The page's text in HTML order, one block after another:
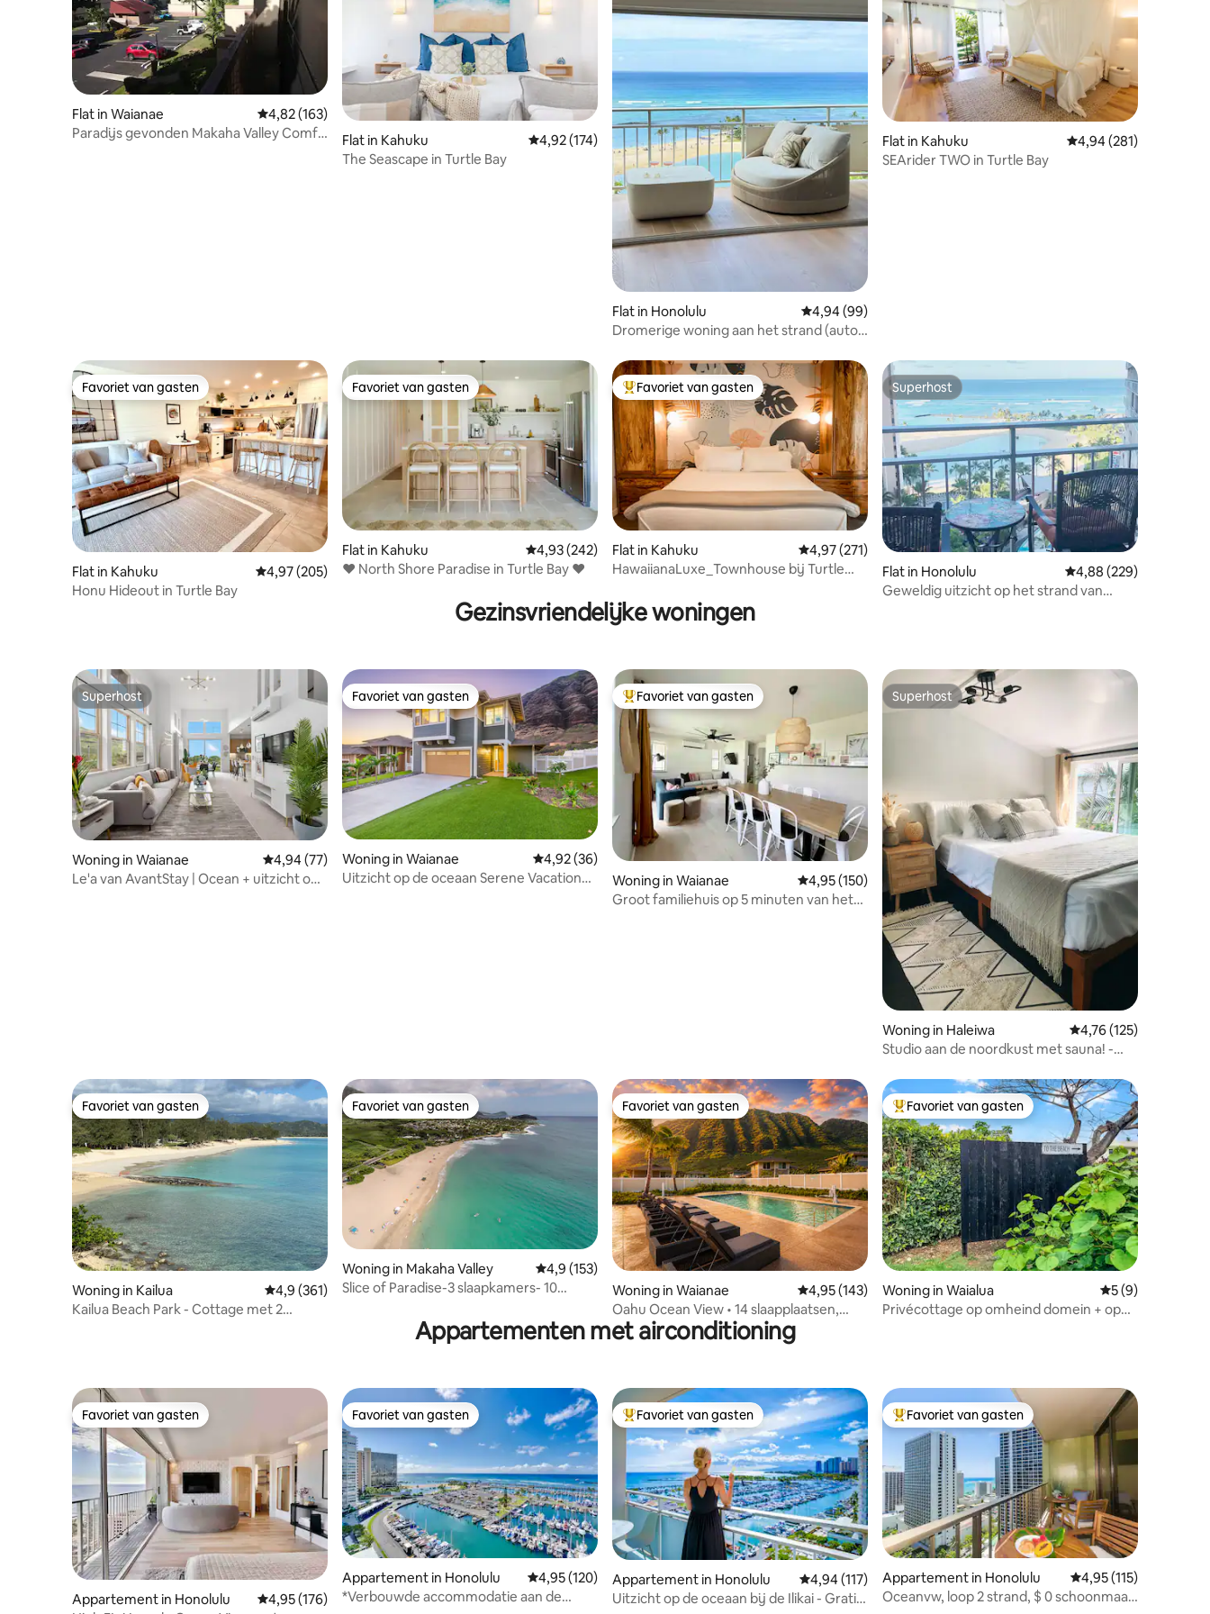
Flat in Waianae Gemiddelde beoordeling van 4,82 op 5, 163 recensies
4,82 (163)
Paradijs gevonden Makaha Valley Comfy
Flat in Kahuku Gemiddelde beoordeling van 4,92 op 5, 174 recensies
4,92 (174)
The Seascape in Turtle Bay
Flat in Honolulu Gemiddelde beoordeling van 4,94 op 5, 99 recensies
4,94 (99)
Dromerige woning aan het strand (auto
Flat in Kahuku Gemiddelde
4,94 (281)
SEArider TWO in Turtle Bay
Favoriet van gasten
Favoriet van gasten
Flat in Kahuku Gemiddelde beoordeling van 4,97 op 5, 205 recensies
4,97 (205)
Honu Hideout in Turtle Bay
Favoriet van gasten
Favoriet van gasten
Flat in Kahuku Gemiddelde beoordeling van 4,93 op 5, 242 recensies
4,93 (242)
♥ North Shore Paradise in Turtle Bay ♥
Topfavoriet van gasten
Favoriet van gasten
Flat in Kahuku Gemiddelde beoordeling van 4,97 op 5, 271 recensies
4,97 (271)
HawaiianaLuxe_Townhouse bij Turtle
Superhost
Superhost
Flat in Honolulu Gemiddelde
4,88 (229)
Geweldig uitzicht op het strand van
Gezinsvriendelijke woningen
Superhost
Superhost
Woning in Waianae Gemiddelde beoordeling van 4,94 op 5, 77 recensies
4,94 (77)
Le'a van AvantStay | Ocean + uitzicht op
Favoriet van gasten
Favoriet van gasten
Woning in Waianae Gemiddelde beoordeling van 4,92 op 5, 36 recensies
4,92 (36)
Uitzicht op de oceaan Serene Vacation
Topfavoriet van gasten
Favoriet van gasten
Woning in Waianae Gemiddelde beoordeling van 4,95 op 5, 150 recensies
4,95 (150)
Groot familiehuis op 5 minuten van het
Superhost
Superhost
Woning in Haleiwa Gemiddelde
4,76 (125)
Studio aan de noordkust met sauna! -
Favoriet van gasten
Favoriet van gasten
Woning in Kailua Gemiddelde beoordeling van 4,9 op 5, 361 recensies
4,9 (361)
Kailua Beach Park - Cottage met 2
Favoriet van gasten
Favoriet van gasten
Woning in Makaha Valley Gemiddelde beoordeling van 4,9 op 5, 153 recensies
4,9 (153)
Slice of Paradise-3 slaapkamers- 10
Favoriet van gasten
Favoriet van gasten
Woning in Waianae Gemiddelde beoordeling van 4,95 op 5, 143 recensies
4,95 (143)
Oahu Ocean View • 14 slaapplaatsen,
zwembad, bubbelbad, strand!
Topfavoriet van gasten
Favoriet van gasten
Woning in Waialua Gemiddelde
5 (9)
Privécottage op omheind domein + op
Appartementen met airconditioning
Favoriet van gasten
Favoriet van gasten
Appartement in Honolulu Gemiddelde beoordeling van 4,95 op 5, 176 recensies
4,95 (176)
Favoriet van gasten
Favoriet van gasten
Appartement in Honolulu Gemiddelde beoordeling van 4,95 op 5, 120 recensies
4,95 (120)
*Verbouwde accommodatie aan de
Topfavoriet van gasten
Favoriet van gasten
Appartement in Honolulu Gemiddelde beoordeling van 4,94 op 5, 117 recensies
4,94 (117)
Uitzicht op de oceaan bij de Ilikai - Gratis
Topfavoriet van gasten
Favoriet van gasten
Appartement in Honolulu Gemiddelde
4,95 (115)
Oceanvw, loop 2 strand, $ 0 schoonmaak